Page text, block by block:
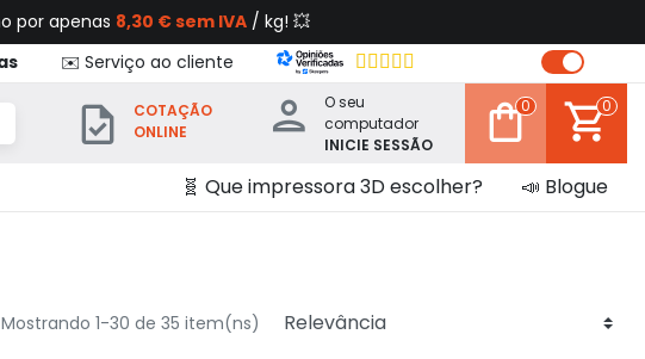
por apenas 8,30 € sem IVA/ kg! 💥
✉️ Serviço ao cliente
COTAÇÃO
ONLINE
O seu
computador
INICIE SESSÃO
0 0
🧬 Que impressora 3D escolher? 📣 Blogue
Mostrando 1-30 de 35 item(ns)